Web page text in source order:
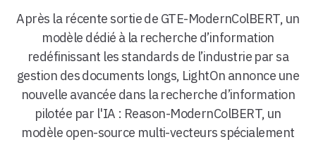
Après la récente sortie de GTE-ModernColBERT, un
modèle dédié à la recherche d’information
redéfinissant les standards de l’industrie par sa
gestion des documents longs, LightOn annonce une
nouvelle avancée dans la recherche d’information
pilotée par l'IA : Reason-ModernColBERT, un
modèle open-source multi-vecteurs spécialement